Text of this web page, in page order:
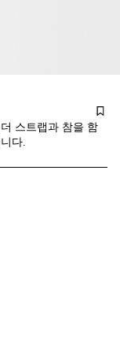
스트랩과 참을 함
다.